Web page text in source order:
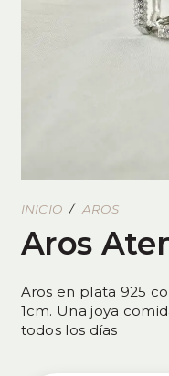
INICIO / AROS
Aros
Aros en plata 925
1cm. Una joya
todos los días